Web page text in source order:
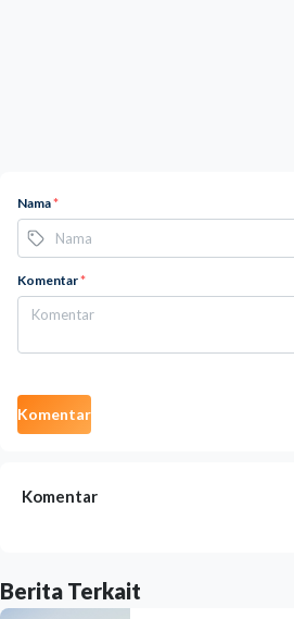
Nama*
Komentar*
Komentar
Komentar
Berita Terkait